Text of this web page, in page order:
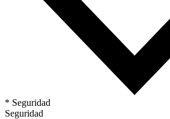
* Seguridad
Seguridad